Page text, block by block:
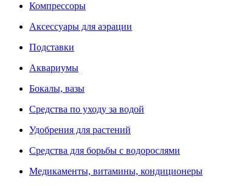
Компрессоры
Аксессуары для аэрации
Подставки
Аквариумы
Бокалы, вазы
Средства по уходу за водой
Удобрения для растений
Средства для борьбы с водорослями
Медикаменты, витамины, кондиционеры